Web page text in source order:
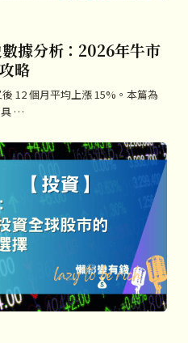
據分析：2026年牛市
略
12 個月平均上漲 15%。本篇為
具 …